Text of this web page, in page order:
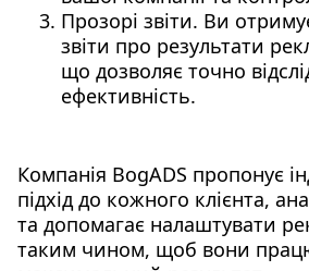
Прозорі звіти. Ви
звіти про результати
що дозволяє точно
ефективність.
Компанія BogADS пропонує
підхід до кожного клієнта,
та допомагає налаштувати
таким чином, щоб вони